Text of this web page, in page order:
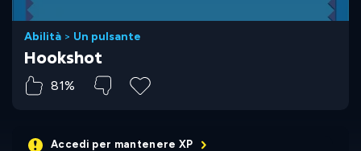
Abilità > Un pulsante
Hookshot
81%
Accedi per mantenere XP